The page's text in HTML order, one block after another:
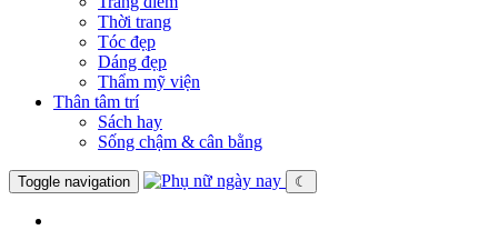
Thời trang
Tóc đẹp
Dáng đẹp
Thẩm mỹ viện
Thân tâm trí
Sách hay
Sống chậm & cân bằng
Toggle navigation ☾